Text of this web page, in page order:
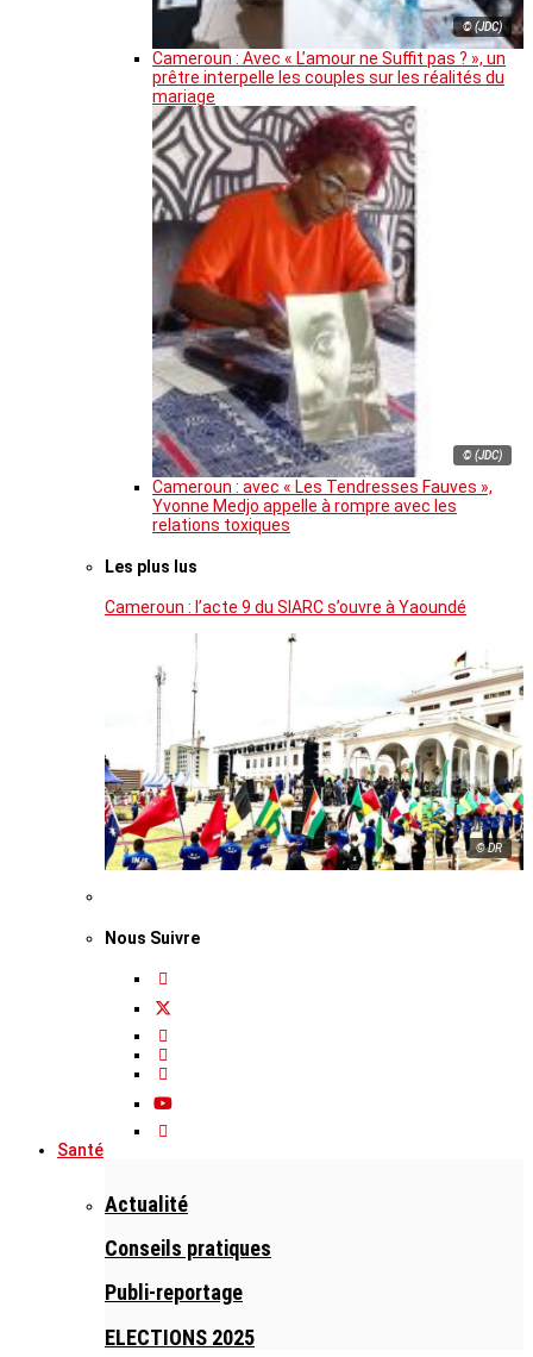
© (JDC)
Cameroun : Avec « L’amour ne Suffit pas ? », un
prêtre interpelle les couples sur les réalités du
mariage
© (JDC)
Cameroun : avec « Les Tendresses Fauves »,
Yvonne Medjo appelle à rompre avec les
relations toxiques
Les plus lus
Cameroun : l’acte 9 du SIARC s’ouvre à Yaoundé
© DR
Nous Suivre
Santé
Actualité
Conseils pratiques
Publi-reportage
ELECTIONS 2025